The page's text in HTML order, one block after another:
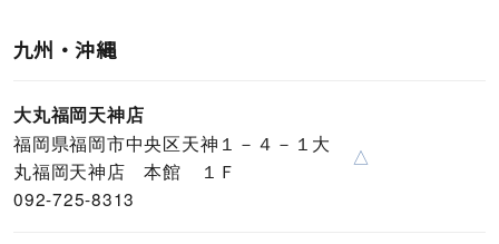
九州・沖縄
大丸福岡天神店
福岡県福岡市中央区天神１－４－１大
丸福岡天神店 本館 １Ｆ
092-725-8313
△